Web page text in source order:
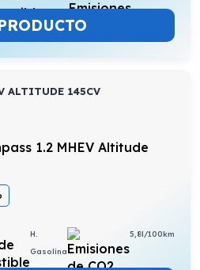
ALTITUDE 145CV
H.
Gasolina
5,8l/100km